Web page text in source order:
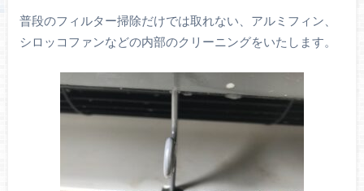
普段のフィルター掃除だけでは取れない、アルミフィン、
シロッコファンなどの内部のクリーニングをいたします。